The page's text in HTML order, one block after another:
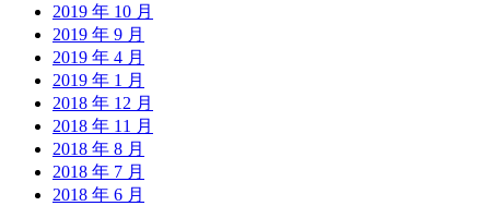
2019 年 10 月
2019 年 9 月
2019 年 4 月
2019 年 1 月
2018 年 12 月
2018 年 11 月
2018 年 8 月
2018 年 7 月
2018 年 6 月